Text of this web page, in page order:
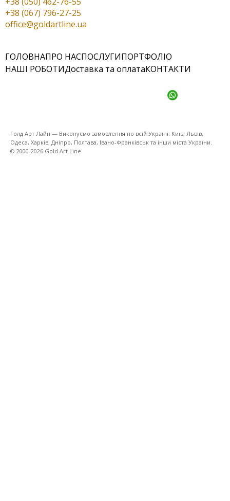
+38 (067) 796-27-25
office@goldartline.ua
ГОЛОВНАПРО НАСПОСЛУГИПОРТФОЛІО
НАШІ РОБОТИДоставка та оплатаКОНТАКТИ
Голд Арт Лайн — Виконуємо замовлення по всій Україні: Київ, Львів,
Одеса, Харків, Дніпро, Полтава, Івано-Франківськ та інши міста України.
© 2000-2026 Gold Art Line